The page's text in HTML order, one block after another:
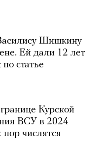
Шишкину
Ей дали 12 лет
статье
Курской
ВСУ в 2024
числятся